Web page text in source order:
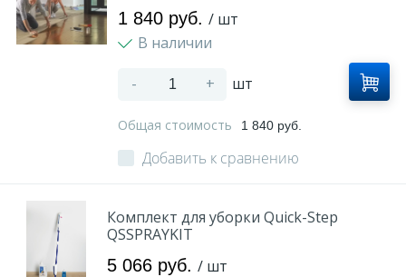
1 840 руб. / шт
В наличии
- + шт
Общая стоимость 1 840 руб.
Добавить к сравнению
Комплект для уборки Quick-Step
QSSPRAYKIT
5 066 руб. / шт